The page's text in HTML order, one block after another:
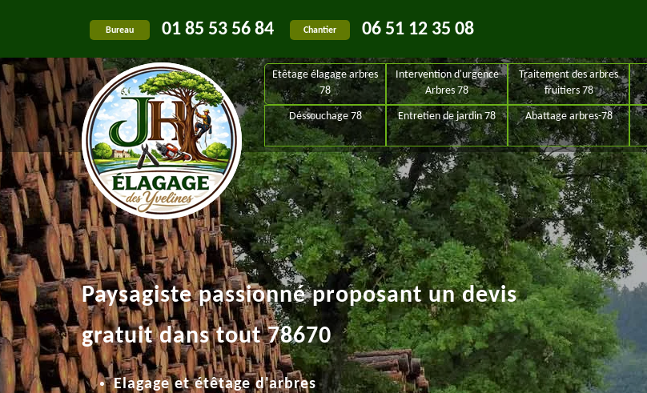
Bureau 01 85 53 56 84 Chantier 06 51 12 35 08
Etêtage élagage arbres
78
Intervention d'urgence
Arbres 78
Traitement des arbres
fruitiers 78
Déssouchage 78 Entretien de jardin 78 Abattage arbres-78
Paysagiste passionné proposant un devis
gratuit dans tout 78670
Elagage et étêtage d'arbres